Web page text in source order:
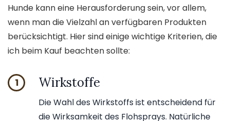
Hunde kann eine Herausforderung sein, vor allem,
wenn man die Vielzahl an verfügbaren Produkten
berücksichtigt. Hier sind einige wichtige Kriterien, die
ich beim Kauf beachten sollte:
1 Wirkstoffe
Die Wahl des Wirkstoffs ist entscheidend für
die Wirksamkeit des Flohsprays. Natürliche